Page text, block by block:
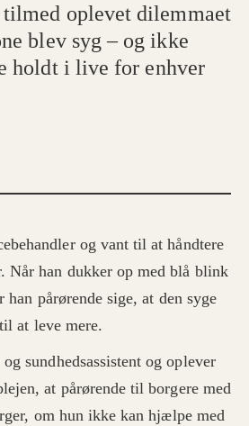
tilmed oplevet dilemmaet
blev syg – og ikke
holdt i live for enhver
og vant til at håndtere
Når han dukker op med blå blink
pårørende sige, at den syge
at leve mere.
sundhedsassistent og oplever
at pårørende til borgere med
om hun ikke kan hjælpe med